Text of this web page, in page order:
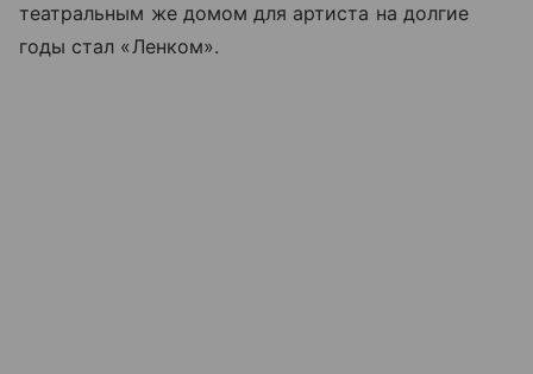
театральным же домом для артиста на долгие
годы стал «Ленком».